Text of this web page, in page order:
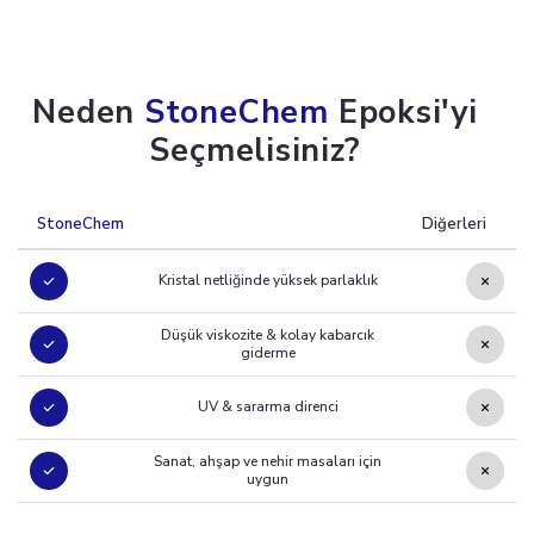
Neden StoneChem Epoksi'yi
Seçmelisiniz?
StoneChem Diğerleri
Kristal netliğinde yüksek parlaklık
Düşük viskozite & kolay kabarcık
giderme
UV & sararma direnci
Sanat, ahşap ve nehir masaları için
uygun